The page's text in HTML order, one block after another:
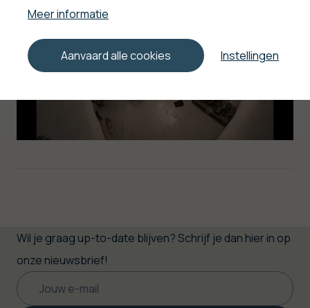
Wil je graag up-to-date blijven? Schrijf je dan hier in op
onze nieuwsbrief!
Meer informatie
Aanvaard alle cookies Instellingen